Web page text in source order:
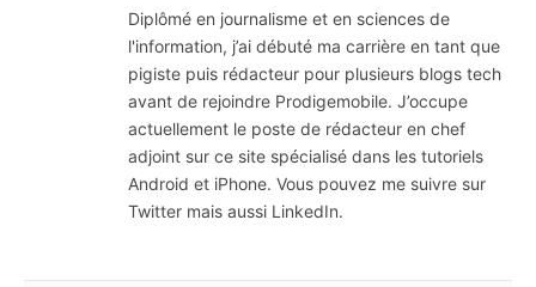
Diplômé en journalisme et en sciences de
l'information, j’ai débuté ma carrière en tant que
pigiste puis rédacteur pour plusieurs blogs tech
avant de rejoindre Prodigemobile. J’occupe
actuellement le poste de rédacteur en chef
adjoint sur ce site spécialisé dans les tutoriels
Android et iPhone. Vous pouvez me suivre sur
Twitter mais aussi LinkedIn.